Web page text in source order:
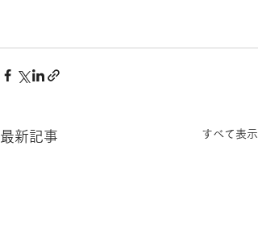
最新記事 すべて表示